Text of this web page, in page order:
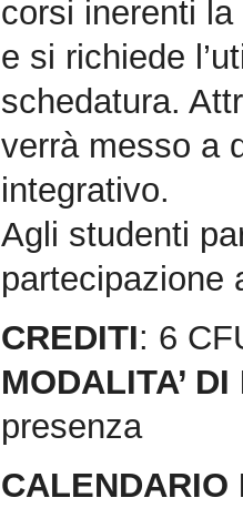
corsi inerenti
e si richiede
schedatura.
verrà messo a
integrativo.
Agli studenti
partecipazione
CREDITI: 6
MODALITA’
presenza
CALENDARIO